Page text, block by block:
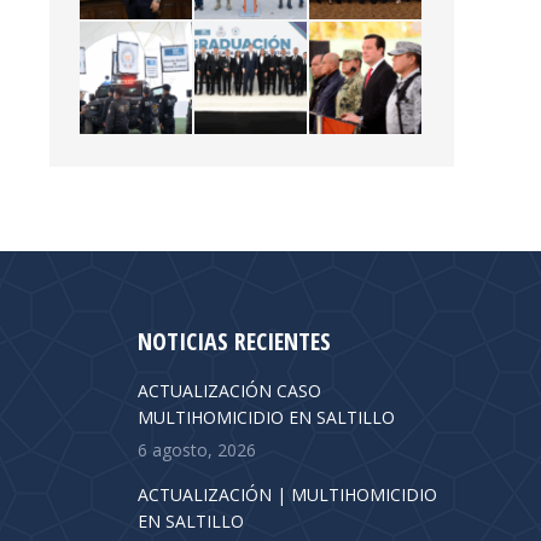
NOTICIAS RECIENTES
ACTUALIZACIÓN CASO
MULTIHOMICIDIO EN SALTILLO
6 agosto, 2026
ACTUALIZACIÓN | MULTIHOMICIDIO
EN SALTILLO